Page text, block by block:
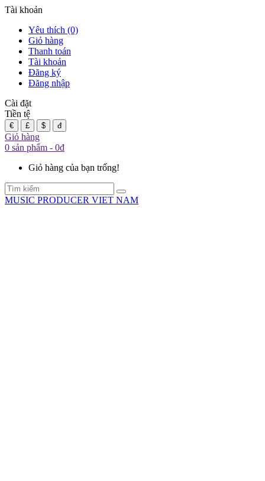
Tài khoản
Yêu thích (0)
Giỏ hàng
Thanh toán
Tài khoản
Đăng ký
Đăng nhập
Cài đặt
Tiền tệ
€ £ $ đ
Giỏ hàng
0 sản phẩm - 0đ
Giỏ hàng của bạn trống!
MUSIC PRODUCER VIET NAM